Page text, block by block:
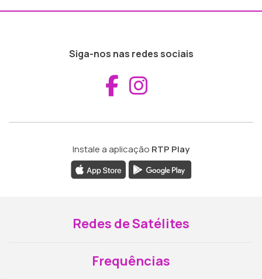
Siga-nos nas redes sociais
Aceder ao
Instale a aplicação RTP Play
Redes de Satélites
Frequências